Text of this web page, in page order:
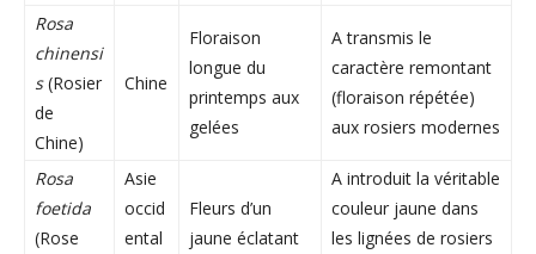
Rosa
chinensi
s(Rosier
de
Chine)
Chine
Floraison
longue du
printemps aux
gelées
A transmis le
caractère remontant
(floraison répétée)
aux rosiers modernes
Rosa
foetida
(Rose
Asie
occid
ental
Fleurs d’un
jaune éclatant
A introduit la véritable
couleur jaune dans
les lignées de rosiers